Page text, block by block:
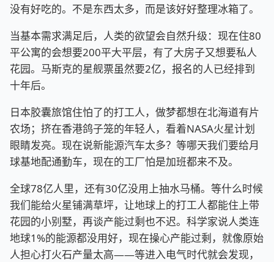
没有好吃的。不是东西太多，而是该好好整理冰箱了。
当基本需求满足后，人类的欲望会自然升级：现在住80
平公寓的会想要200平大平层，有了大房子又想要私人
花园。马斯克的星舰票虽然要2亿，报名的人已经排到
十年后。
日本胶囊旅馆住怕了的打工人，做梦都想在北海道有片
农场；挤在香港鸽子笼的年轻人，看着NASA火星计划
眼睛发亮。现在说新能源汽车太多？等哪天我们要给月
球基地配通勤车，现在的工厂怕是加班都来不及。
全球78亿人里，还有30亿没用上抽水马桶。等什么时候
我们能给火星铺满草坪，让地球上的打工人都能住上带
花园的小别墅，再谈产能过剩也不迟。科学家说人类连
地球1%的能源都没用好，现在操心产能过剩，就像原始
人担心打火石产量太高——等进入电气时代就会发现，